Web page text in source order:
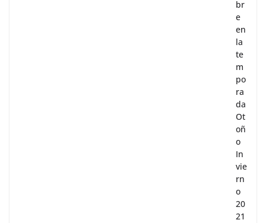
br
e
en
la
te
m
po
ra
da
Ot
oñ
o
In
vie
rn
o
20
21